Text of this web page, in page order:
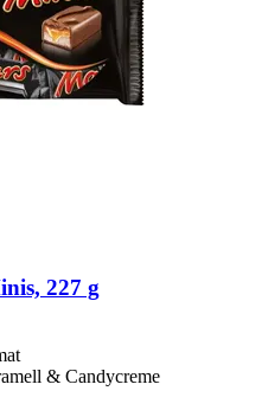
227 g
& Candycreme